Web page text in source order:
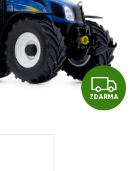
Z
D
ZDARMA